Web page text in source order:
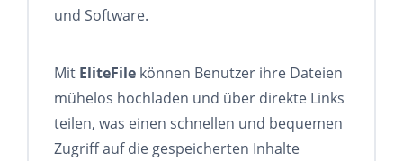
und Software.
Mit EliteFile können Benutzer ihre Dateien
mühelos hochladen und über direkte Links
teilen, was einen schnellen und bequemen
Zugriff auf die gespeicherten Inhalte